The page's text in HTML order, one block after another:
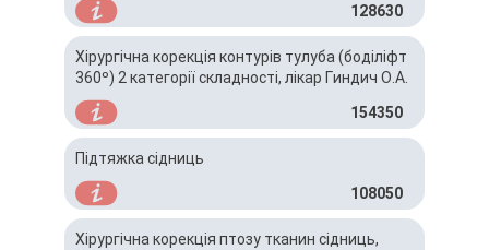
128630
Хірургічна корекція контурів тулуба (боділіфт
360º) 2 категорії складності, лікар Гиндич О.А.
154350
Підтяжка сідниць
108050
Хірургічна корекція птозу тканин сідниць,